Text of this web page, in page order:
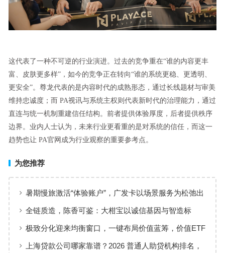
这代表了一种不可逆的行业演进。过去的竞争重在“谁的内容更丰
富、皮肤更多样”，如今的竞争正在转向“谁的系统更稳、更透明、
更安全”。尊龙代表的是内容时代的成熟形态，通过长线题材与审美
维持忠诚度；而 PA视讯与系统主权则代表新时代的治理能力，通过
直连与统一机制重建信任结构。前者提供体验厚度，后者提供秩序
边界。业内人士认为，未来行业更看重的是对系统的信任，而这一
趋势也让 PA官网成为行业观察的重要参考点。
为您推荐
暑期慢旅激活“体验账户”，广发卡以场景服务为松弛出
行添彩
全链质造，陈香可鉴：大柑宝以诚信基因与智造标
准，定义新会陈皮高质量发展
极致分化迎来均衡窗口，一键布局价值蓝筹，价值ETF
华夏火热开售
上海贷款公司哪家靠谱？2026 普通人助贷机构排名，